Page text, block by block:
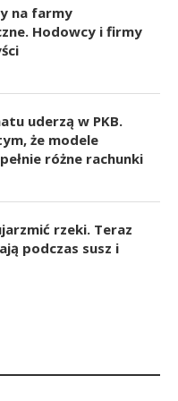
na farmy
Hodowcy i firmy
uderzą w PKB.
że modele
różne rachunki
rzeki. Teraz
podczas susz i